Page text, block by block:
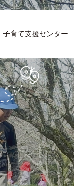
子育て支援センター